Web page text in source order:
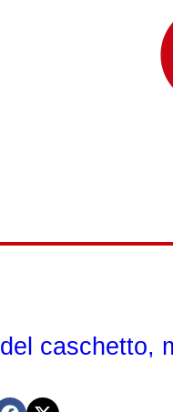
caschetto,